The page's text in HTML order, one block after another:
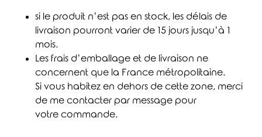
si le produit n’est pas en stock, les délais de
livraison pourront varier de 15 jours jusqu’à 1
mois.
Les frais d’emballage et de livraison ne
concernent que la France métropolitaine.
Si vous habitez en dehors de cette zone, merci
de me contacter par message pour
votre commande.